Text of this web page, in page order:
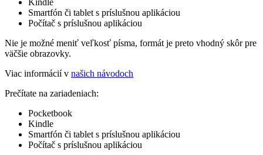
Kindle
Smartfón či tablet s príslušnou aplikáciou
Počítač s príslušnou aplikáciou
Nie je možné meniť veľkosť písma, formát je preto vhodný skôr pre
väčšie obrazovky.
Viac informácií v našich návodoch
Prečítate na zariadeniach:
Pocketbook
Kindle
Smartfón či tablet s príslušnou aplikáciou
Počítač s príslušnou aplikáciou